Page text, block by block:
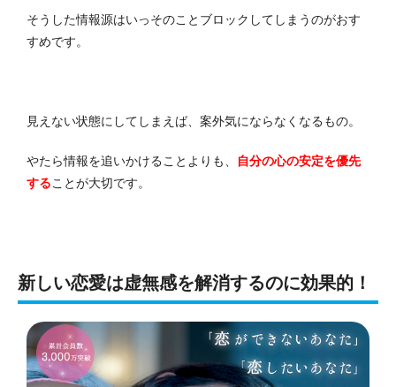
そうした情報源はいっそのことブロックしてしまうのがおす
すめです。
見えない状態にしてしまえば、案外気にならなくなるもの。
やたら情報を追いかけることよりも、
自分の心の安定を優先
することが大切です。
新しい恋愛は虚無感を解消するのに効果的！